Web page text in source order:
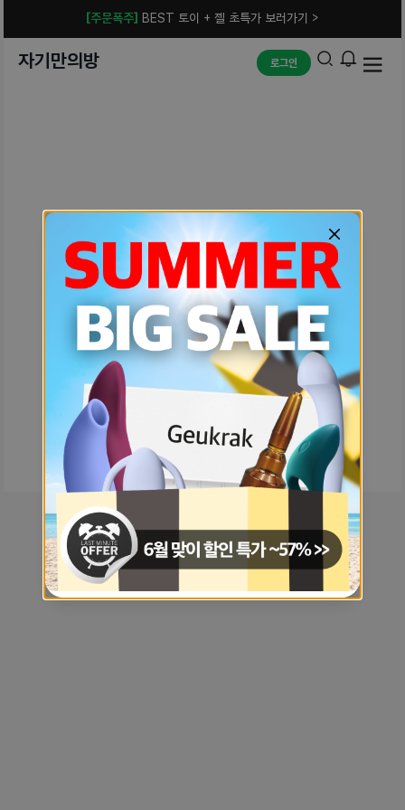
[주문폭주] BEST 토이 + 젤 초특가 보러가기 >
자기만의방 로그인
예상치 못한 에러입니다.